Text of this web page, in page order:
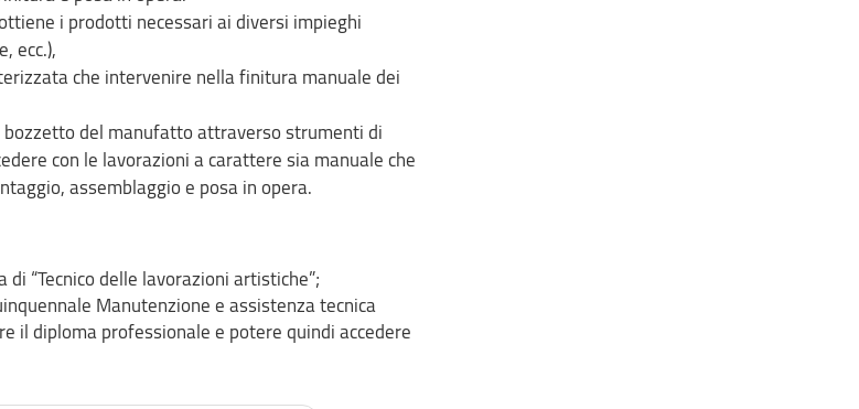
i prodotti necessari ai diversi impieghi
ecc.),
che intervenire nella finitura manuale dei
del manufatto attraverso strumenti di
con le lavorazioni a carattere sia manuale che
assemblaggio e posa in opera.
“Tecnico delle lavorazioni artistiche”;
Manutenzione e assistenza tecnica
il diploma professionale e potere quindi accedere